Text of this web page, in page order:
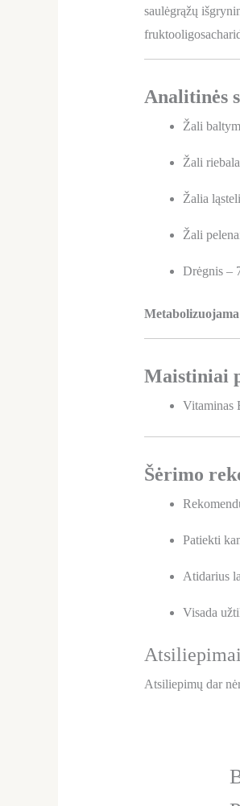
saulėgrąžų
Analitinės
Žali
Žali
Žalia
Žali
Drėgnis –
Maistiniai
Vitaminas
Šėrimo
Patiekti
Atidarius
Visada
Atsiliepimai
Atsiliepimų dar